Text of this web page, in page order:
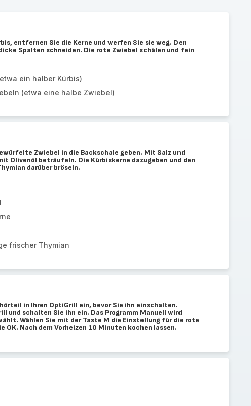
entfernen Sie die Kerne und werfen Sie sie weg. Den
Spalten schneiden. Die rote Zwiebel schälen und fein
ein halber Kürbis)
(etwa eine halbe Zwiebel)
Zwiebel in die Backschale geben. Mit Salz und
Olivenöl beträufeln. Die Kürbiskerne dazugeben und den
darüber bröseln.
frischer Thymian
in Ihren OptiGrill ein, bevor Sie ihn einschalten.
und schalten Sie ihn ein. Das Programm Manuell wird
Wählen Sie mit der Taste M die Einstellung für die rote
OK. Nach dem Vorheizen 10 Minuten kochen lassen.